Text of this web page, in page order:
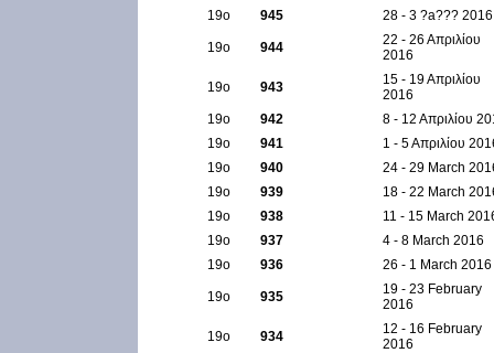
19ο
945 28 - 3 ?a??? 2016
19ο 944
22 - 26 Απριλίου
2016
19ο 943
15 - 19 Απριλίου
2016
19ο
942
8 - 12 Απριλίου
19ο
941
1 - 5 Απριλίου
19ο
940
24 - 29 March
19ο
939
18 - 22 March
19ο
938
11 - 15 March
19ο
937
4 - 8 March 2016
19ο
936 26 - 1 March 2016
19ο 935
19 - 23 February
2016
19ο 934
12 - 16 February
2016